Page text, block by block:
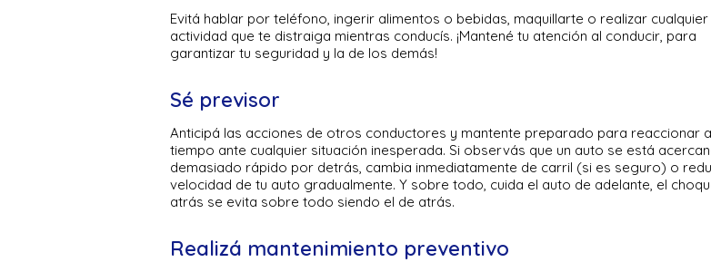
Evitá hablar por teléfono, ingerir alimentos o bebidas, maquillarte o realizar
actividad que te distraiga mientras conducís. ¡Mantené tu atención al conducir, para
garantizar tu seguridad y la de los demás!
Sé previsor
Anticipá las acciones de otros conductores y mantente preparado para reaccionar a
tiempo ante cualquier situación inesperada. Si observás que un auto se está
demasiado rápido por detrás, cambia inmediatamente de carril (si es seguro) o
velocidad de tu auto gradualmente. Y sobre todo, cuida el auto de adelante, el
atrás se evita sobre todo siendo el de atrás.
Realizá mantenimiento preventivo